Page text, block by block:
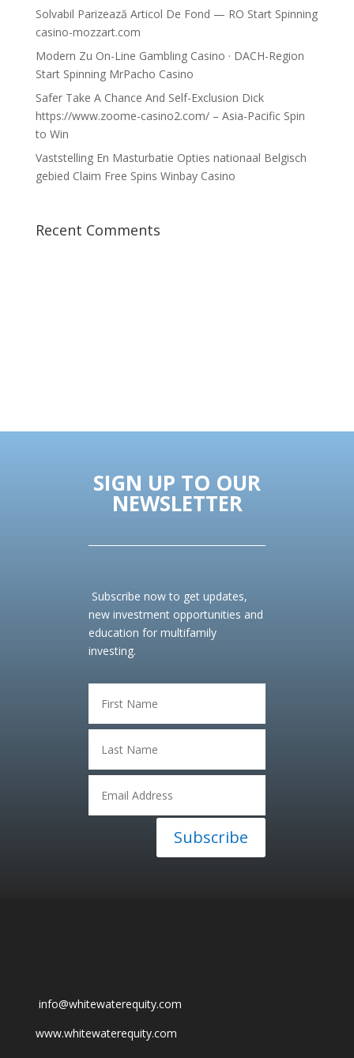
Solvabil Parizează Articol De Fond — RO Start Spinning
casino-mozzart.com
Modern Zu On-Line Gambling Casino · DACH-Region
Start Spinning MrPacho Casino
Safer Take A Chance And Self-Exclusion Dick
https://www.zoome-casino2.com/ – Asia-Pacific Spin
to Win
Vaststelling En Masturbatie Opties nationaal Belgisch
gebied Claim Free Spins Winbay Casino
Recent Comments
SIGN UP TO OUR
NEWSLETTER
Subscribe now to get updates,
new investment opportunities and
education for multifamily
investing.
Subscribe
info@whitewaterequity.com
www.whitewaterequity.com